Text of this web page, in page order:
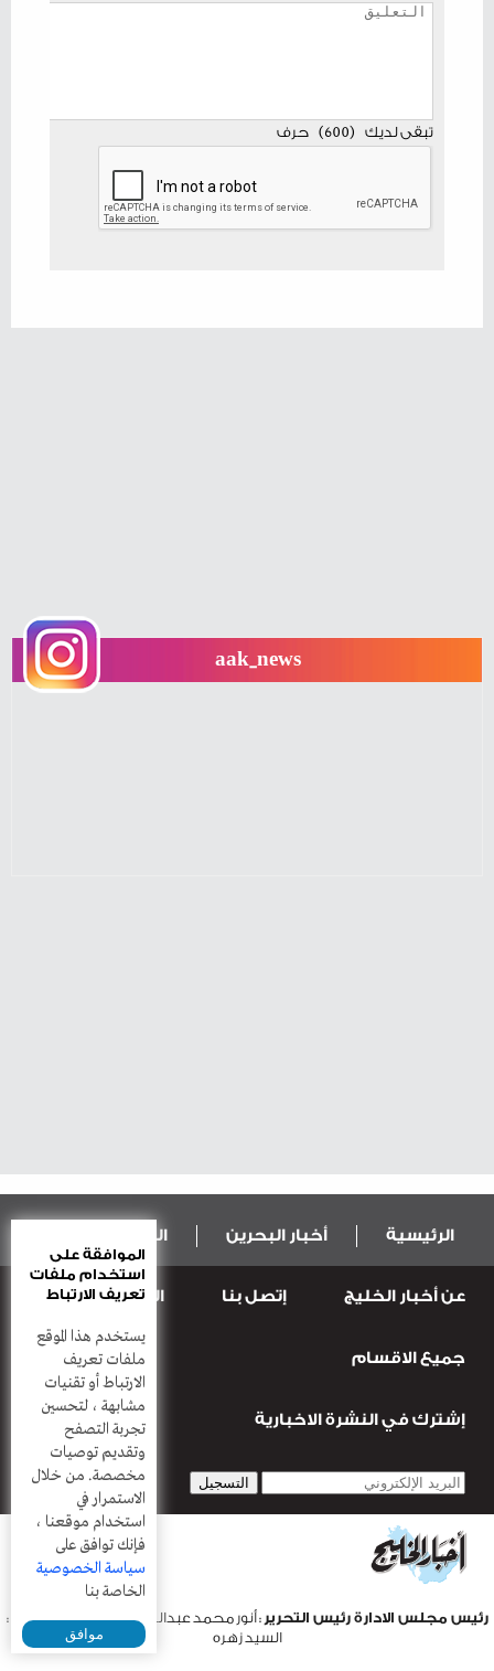
تبقى لديك (
600
) حرف
aak_news
الرئيسية أخبار البحرين المال و الاقتصاد
عربية ودولية الرياضة
قضـايــا وحـــوادث أعمدة
عن أخبار الخليج إتصل بنا المطبعة
جميع الاقسام
إشترك في النشرة الاخبارية
رئيس مجلس الادارة رئيس التحرير : أنور محمد عبدالرحمن |مدير التحرير :
السيد زهره
الموافقة على
استخدام ملفات
تعريف الارتباط
يستخدم هذا الموقع
ملفات تعريف
الارتباط أو تقنيات
مشابهة ، لتحسين
تجربة التصفح
وتقديم توصيات
مخصصة. من خلال
الاستمرار في
استخدام موقعنا ،
فإنك توافق على
سياسة الخصوصية
الخاصة بنا
موافق